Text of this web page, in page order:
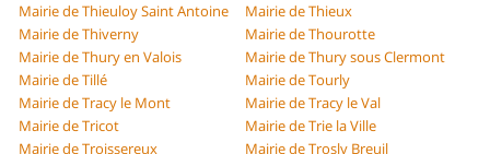
Mairie de Thieuloy Saint Antoine
Mairie de Thieux
Mairie de Thiverny
Mairie de Thourotte
Mairie de Thury en Valois
Mairie de Thury sous Clermont
Mairie de Tillé
Mairie de Tourly
Mairie de Tracy le Mont
Mairie de Tracy le Val
Mairie de Tricot
Mairie de Trie la Ville
Mairie de Troissereux
Mairie de Trosly Breuil